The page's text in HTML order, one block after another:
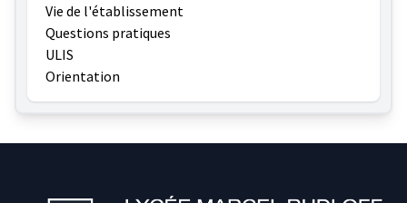
Vie de l'établissement
Questions pratiques
ULIS
Orientation